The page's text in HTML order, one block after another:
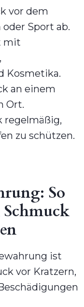
vor dem
Sport ab.
mit
Kosmetika.
an einem
Ort.
regelmäßig,
zu schützen.
So
Schmuck
ist
vor Kratzern,